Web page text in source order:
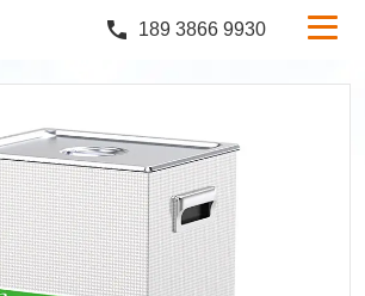
189 3866 9930